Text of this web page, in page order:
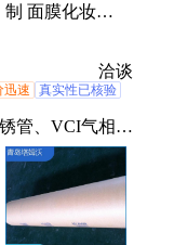
制 面膜化妆品
抗氧化效果佳
洽谈
迅速
真实性已核验
管、VCI气相防
复合膜、VCI热
保护膜、VCI淋
VCI气相防锈
、除锈剂、防